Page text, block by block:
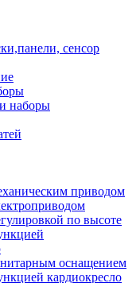
сенсор
наборы
приводом
по высоте
оснащением
кардиокресло